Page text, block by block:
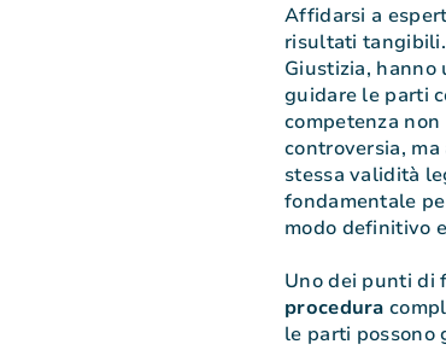
Affidarsi a
risultati
Giustizia, hanno
guidare le parti
competenza
controversia,
stessa validità
fondamentale
modo definitivo
Uno dei punti di
procedura
le parti possono